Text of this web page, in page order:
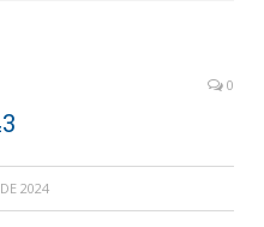
0
2024